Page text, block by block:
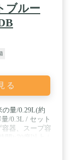
ブルー
る
量/0.29L(約
/0.3L / セット
器、スープ容
、本体重